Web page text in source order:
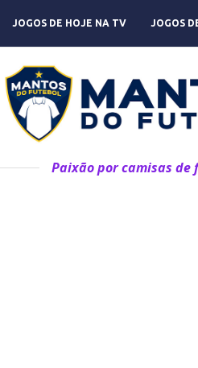
JOGOS DE HOJE NA TV JOGOS
Paixão por camisas de